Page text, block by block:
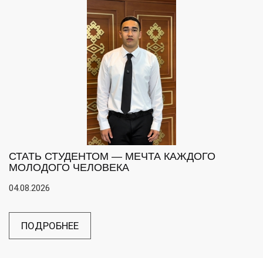
СТАТЬ СТУДЕНТОМ — МЕЧТА КАЖДОГО
МОЛОДОГО ЧЕЛОВЕКА
04.08.2026
ПОДРОБНЕЕ